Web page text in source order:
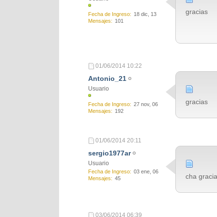
Fecha de Ingreso
18 dic, 13
Mensajes
101
gracias
01/06/2014 10:22
Antonio_21
Usuario
Fecha de Ingreso
27 nov, 06
Mensajes
192
gracias
01/06/2014 20:11
sergio1977ar
Usuario
Fecha de Ingreso
03 ene, 06
Mensajes
45 cha gracia
03/06/2014 06:39